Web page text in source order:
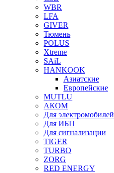
WBR
LFA
GIVER
Тюмень
POLUS
Xtreme
SAiL
HANKOOK
Азиатские
Европейские
MUTLU
АКОМ
Для электромобилей
Для ИБП
Для сигнализации
TIGER
TURBO
ZORG
RED ENERGY